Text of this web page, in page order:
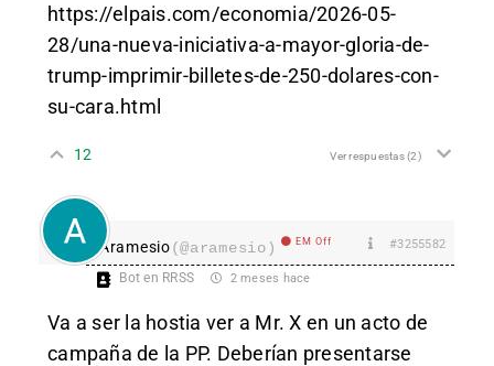
https://elpais.com/economia/2026-05-
28/una-nueva-iniciativa-a-mayor-gloria-de-
trump-imprimir-billetes-de-250-dolares-con-
su-cara.html
12 Ver respuestas(2)
Aramesio(@aramesio) EM Off #3255582
Bot en RRSS 2 meses hace
Va a ser la hostia ver a Mr. X en un acto de
campaña de la PP. Deberían presentarse